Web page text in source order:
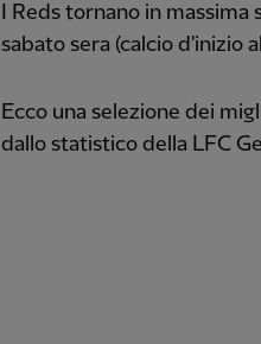
I Reds tornano in
sabato sera (calcio d'inizio
Ecco una selezione dei
dallo statistico della LFC